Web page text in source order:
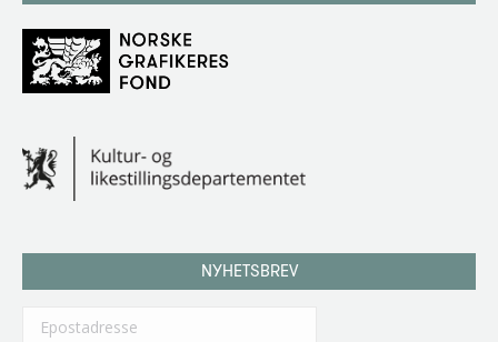
NYHETSBREV